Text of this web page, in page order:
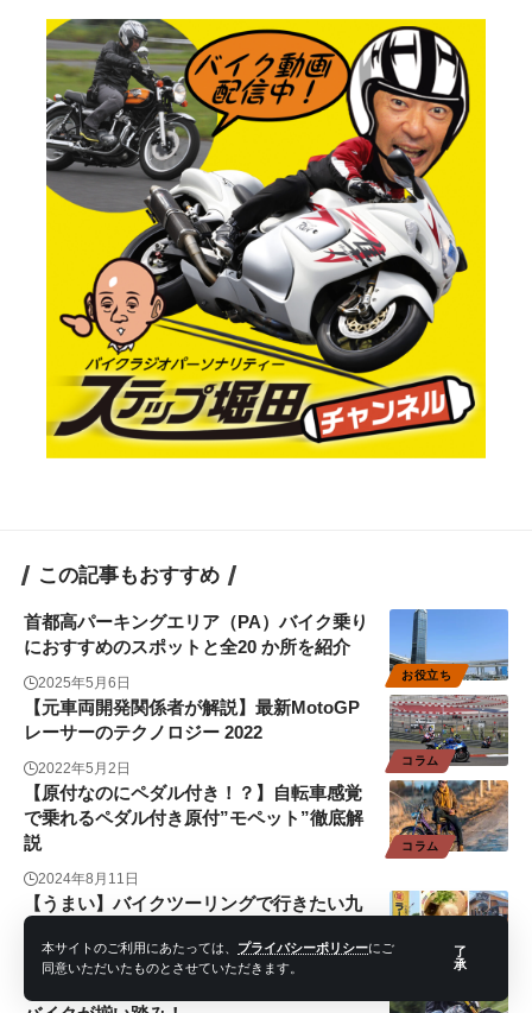
本サイトのご利用にあたっては、 プライバシーポリシーにご
同意いただいたものとさせていただきます。
了
承
この記事もおすすめ
お役立ち
首都高パーキングエリア（PA）バイク乗り
におすすめのスポットと全20 か所を紹介
2025年5月6日
コラム
【元車両開発関係者が解説】最新MotoGP
レーサーのテクノロジー 2022
2022年5月2日
コラム
【原付なのにペダル付き！？】自転車感覚
で乗れるペダル付き原付”モペット”徹底解
説
2024年8月11日
【うまい】バイクツーリングで行きたい九
州の豚骨ラーメン5選
2024年5月1日